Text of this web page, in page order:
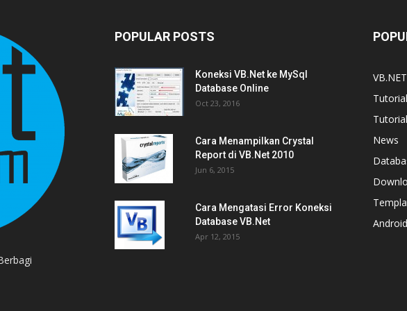
POPULAR POSTS
Koneksi VB.Net ke MySql
Database Online
Oct 23, 2016
Cara Menampilkan Crystal
Report di VB.Net 2010
Jun 6, 2015
Cara Mengatasi Error Koneksi
Database VB.Net
Apr 12, 2015
VB.NET
Tutorial
Tutorial
News
Android